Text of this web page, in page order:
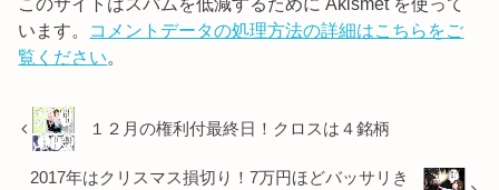
います。 コメントデータの処理方法の詳細はこちらをご
覧ください。
１２月の権利付最終日！クロスは４銘柄
2017年はクリスマス損切り！7万円ほどバッサリき